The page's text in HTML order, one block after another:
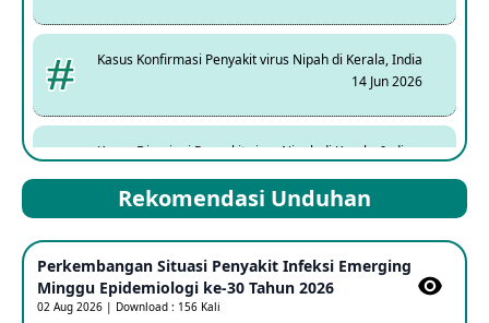
Kasus Konfirmasi Penyakit virus Nipah di Kerala, India
14 Jun 2026
Kasus Dicurigai Penyakit virus Nipah di Kerala, India
Mpox Clade 1b di Taiwan
25 May 2026
Rekomendasi Unduhan
Perkembangan Situasi Penyakit Infeksi Emerging
Minggu Epidemiologi ke-30 Tahun 2026
02 Aug 2026 | Download : 156 Kali